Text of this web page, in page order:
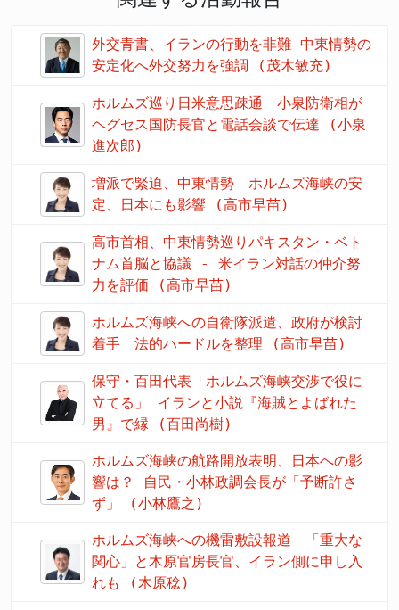
外交青書、イランの行動を非難 中東情勢の
安定化へ外交努力を強調 (茂木敏充)
ホルムズ巡り日米意思疎通 小泉防衛相が
ヘグセス国防長官と電話会談で伝達 (小泉
進次郎)
増派で緊迫、中東情勢 ホルムズ海峡の安
定、日本にも影響 (高市早苗)
高市首相、中東情勢巡りパキスタン・ベト
ナム首脳と協議 - 米イラン対話の仲介努
力を評価 (高市早苗)
ホルムズ海峡への自衛隊派遣、政府が検討
着手 法的ハードルを整理 (高市早苗)
保守・百田代表「ホルムズ海峡交渉で役に
立てる」 イランと小説『海賊とよばれた
男』で縁 (百田尚樹)
ホルムズ海峡の航路開放表明、日本への影
響は？ 自民・小林政調会長が「予断許さ
ず」 (小林鷹之)
ホルムズ海峡への機雷敷設報道 「重大な
関心」と木原官房長官、イラン側に申し入
れも (木原稔)